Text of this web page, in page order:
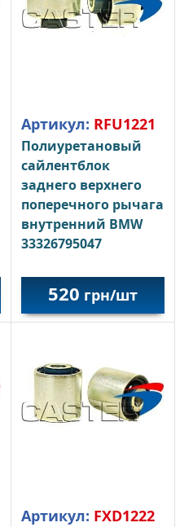
Артикул: RFU1221
Полиуретановый
сайлентблок
заднего верхнего
поперечного рычага
внутренний BMW
33326795047
520 грн/шт
Артикул: FХD1222